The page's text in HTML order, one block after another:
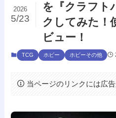
を『クラフト
クしてみた！
ビュー！
2026
5/23
TCG ホビー ホビーその他
当ページのリンクには広